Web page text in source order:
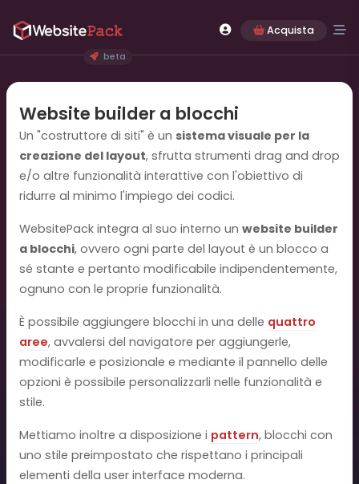
Acquista
beta
Website builder a blocchi
Un "costruttore di siti" è un sistema visuale per la
creazione del layout, sfrutta strumenti drag and drop
e/o altre funzionalità interattive con l'obiettivo di
ridurre al minimo l'impiego dei codici.
WebsitePack integra al suo interno un website builder
a blocchi, ovvero ogni parte del layout è un blocco a
sé stante e pertanto modificabile indipendentemente,
ognuno con le proprie funzionalità.
È possibile aggiungere blocchi in una delle quattro
aree, avvalersi del navigatore per aggiungerle,
modificarle e posizionale e mediante il pannello delle
opzioni è possibile personalizzarli nelle funzionalità e
stile.
Mettiamo inoltre a disposizione i pattern, blocchi con
uno stile preimpostato che rispettano i principali
elementi della user interface moderna.